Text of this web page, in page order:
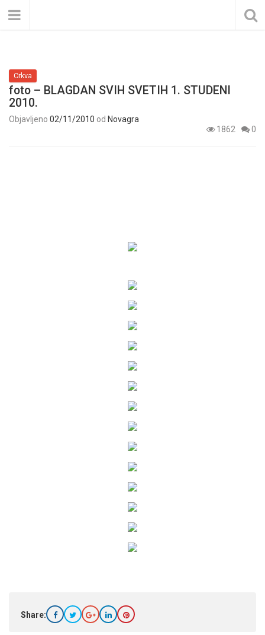
Crkva
foto – BLAGDAN SVIH SVETIH 1. STUDENI
2010.
Objavljeno 02/11/2010 od Novagra
1862
0
Share: